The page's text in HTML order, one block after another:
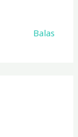
Balas